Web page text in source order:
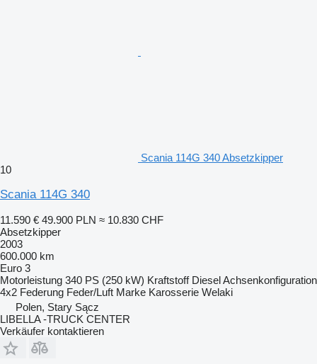
Scania 114G 340 Absetzkipper
10
Scania 114G 340
11.590 € 49.900 PLN ≈ 10.830 CHF
Absetzkipper
2003
600.000 km
Euro 3
Motorleistung 340 PS (250 kW) Kraftstoff DieselAchsenkonfiguration
4x2 Federung Feder/Luft Marke Karosserie Welaki
Polen, Stary Sącz
LIBELLA -TRUCK CENTER
Verkäufer kontaktieren